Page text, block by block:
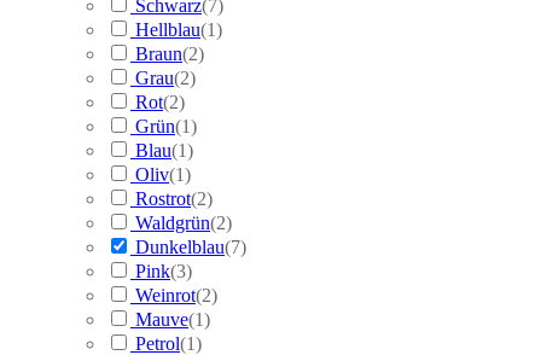
Schwarz(7)
Hellblau(1)
Braun(2)
Grau(2)
Rot(2)
Grün(1)
Blau(1)
Oliv(1)
Rostrot(2)
Waldgrün(2)
Dunkelblau(7)
Pink(3)
Weinrot(2)
Mauve(1)
Petrol(1)